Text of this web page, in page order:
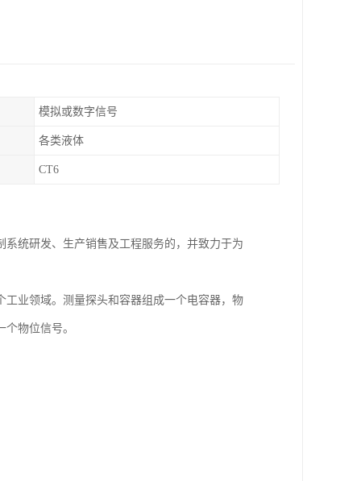
模拟或数字信号
各类液体
CT6
统研发、生产销售及工程服务的，并致力于为
业领域。测量探头和容器组成一个电容器，物
物位信号。